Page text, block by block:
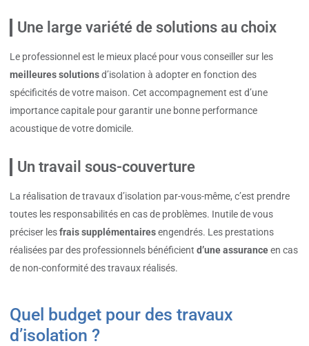
Une large variété de solutions au choix
Le professionnel est le mieux placé pour vous conseiller sur les
meilleures solutionsd’isolation à adopter en fonction des
spécificités de votre maison. Cet accompagnement est d’une
importance capitale pour garantir une bonne performance
acoustique de votre domicile.
Un travail sous-couverture
La réalisation de travaux d’isolation par-vous-même, c’est prendre
toutes les responsabilités en cas de problèmes. Inutile de vous
préciser lesfrais supplémentairesengendrés. Les prestations
réalisées par des professionnels bénéficient d’une assuranceen cas
de non-conformité des travaux réalisés.
Quel budget pour des travaux
d’isolation ?